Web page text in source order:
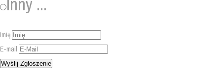
Imię
E-mail